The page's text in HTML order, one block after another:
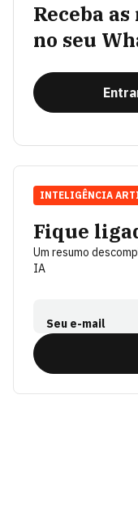
Receba
no seu
Fique
Um resumo
IA
Seu e-mail
INTELIGÊNCIA